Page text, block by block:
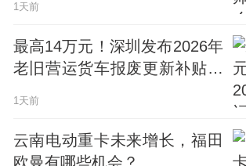
1天前
最高14万元！深圳发布2026年
老旧营运货车报废更新补贴政
1天前
云南电动重卡未来增长，福田
欧曼有哪些机会？